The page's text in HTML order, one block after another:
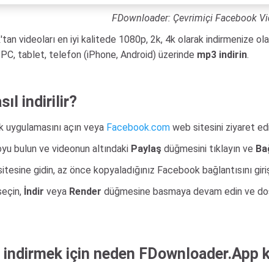
FDownloader: Çevrimiçi Facebook
videoları en iyi kalitede 1080p, 2k, 4k olarak indirmenize
tablet, telefon (iPhone, Android) üzerinde mp3 indirin.
indirilir?
açın veya Facebook.com web sitesini ziyaret
bulun ve videonun altındaki Paylaş düğmesini tıklayın ve
gidin, az önce kopyaladığınız Facebook bağlantısını
İndir veya Render düğmesine basmaya devam edin ve
indirmek için neden FDownloader.App